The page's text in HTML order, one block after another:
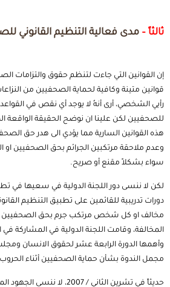
ثالثاً – مدى فعالية التنظيم القانوني
إن القوانين التي جاءت لتنظم حقوق والتزامات
قوانين متينة وكافية لحماية الصحفيين من
رأيي الشخصي، أرى أنهُ لا يوجد أي نقص في القواعد
للصحفيين لكن علينا ان نوضح الحقيقة الواقعة
هذه القوانين السارية مما يؤدي الى هدر حق
وعدم ملاحقة مرتكبين الجرائم بحق الصحفيين
سواء بشكلاً مقنع أو صريح.
لكن لا ننسى دور اللجنة الدولية في سعيها في
دورات تدريبية للقائمين على تطبيق التنظيم
مخالف او كل شخص مرتكب جرم بحق الصحفيين
المخالفة، وقامت اللجنة الدولية في المشاركة في
وأهمها الدورة الرابعة عشر لحقوق الانسان
مجمل الندوة بشأن حماية الصحفيين أثناء
حديثاً في تشرين الثاني / 2007،